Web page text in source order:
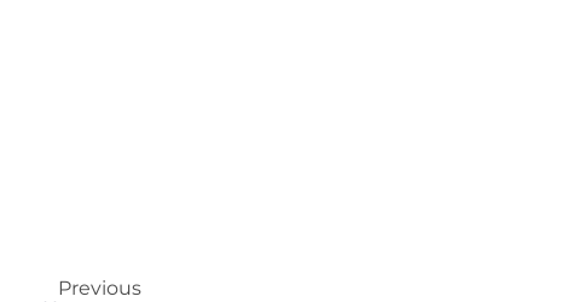
Previous